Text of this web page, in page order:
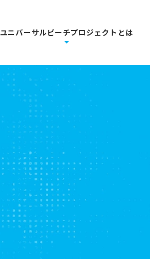
ユニバーサルビーチプロジェクトとは